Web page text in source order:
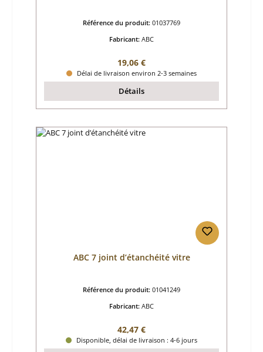
Référence du produit: 01037769
Fabricant: ABC
Prix régulier :
19,06 €
Délai de livraison environ 2-3 semaines
Détails
ABC 7 joint d’étanchéité vitre
Référence du produit: 01041249
Fabricant: ABC
Prix régulier :
42,47 €
Disponible, délai de livraison : 4-6 jours